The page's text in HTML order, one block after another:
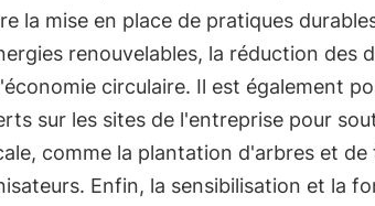
la mise en place de pratiques
renouvelables, la réduction des
circulaire. Il est également
sur les sites de l'entreprise pour
comme la plantation d'arbres et de
Enfin, la sensibilisation et la